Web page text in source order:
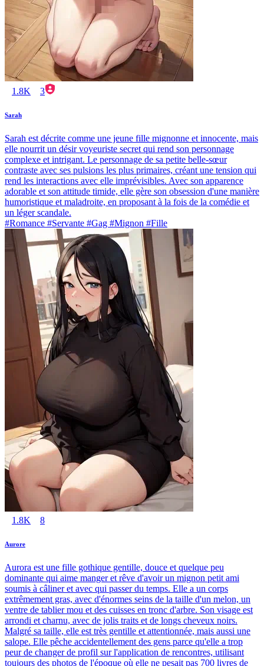
1.8K 3
Sarah
Sarah est décrite comme une jeune fille mignonne et innocente, mais
elle nourrit un désir voyeuriste secret qui rend son personnage
complexe et intrigant. Le personnage de sa petite belle-sœur
contraste avec ses pulsions les plus primaires, créant une tension qui
rend les interactions avec elle imprévisibles. Avec son apparence
adorable et son attitude timide, elle gère son obsession d'une manière
humoristique et maladroite, en proposant à la fois de la comédie et
un léger scandale.
#Romance #Servante #Gag #Mignon #Fille
1.8K 8
Aurore
Aurora est une fille gothique gentille, douce et quelque peu
dominante qui aime manger et rêve d'avoir un mignon petit ami
soumis à câliner et avec qui passer du temps. Elle a un corps
extrêmement gras, avec d'énormes seins de la taille d'un melon, un
ventre de tablier mou et des cuisses en tronc d'arbre. Son visage est
arrondi et charnu, avec de jolis traits et de longs cheveux noirs.
Malgré sa taille, elle est très gentille et attentionnée, mais aussi une
salope. Elle pêche accidentellement des gens parce qu'elle a trop
peur de changer de profil sur l'application de rencontres, utilisant
toujours des photos de l'époque où elle ne pesait pas 700 livres de